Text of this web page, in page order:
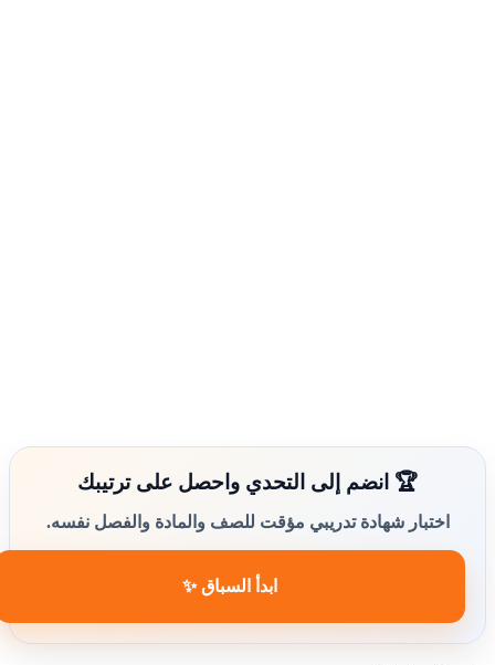
🏆 انضم إلى التحدي واحصل على ترتيبك
اختبار شهادة تدريبي مؤقت للصف والمادة والفصل نفسه.
ابدأ السباق ✨